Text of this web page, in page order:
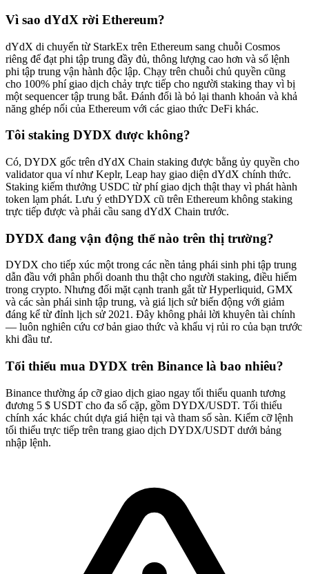
Vì sao dYdX rời Ethereum?
dYdX di chuyển từ StarkEx trên Ethereum sang chuỗi Cosmos
riêng để đạt phi tập trung đầy đủ, thông lượng cao hơn và sổ lệnh
phi tập trung vận hành độc lập. Chạy trên chuỗi chủ quyền cũng
cho 100% phí giao dịch chảy trực tiếp cho người staking thay vì bị
một sequencer tập trung bắt. Đánh đổi là bỏ lại thanh khoản và khả
năng ghép nối của Ethereum với các giao thức DeFi khác.
Tôi staking DYDX được không?
Có, DYDX gốc trên dYdX Chain staking được bằng ủy quyền cho
validator qua ví như Keplr, Leap hay giao diện dYdX chính thức.
Staking kiếm thưởng USDC từ phí giao dịch thật thay vì phát hành
token lạm phát. Lưu ý ethDYDX cũ trên Ethereum không staking
trực tiếp được và phải cầu sang dYdX Chain trước.
DYDX đang vận động thế nào trên thị trường?
DYDX cho tiếp xúc một trong các nền tảng phái sinh phi tập trung
dẫn đầu với phân phối doanh thu thật cho người staking, điều hiếm
trong crypto. Nhưng đối mặt cạnh tranh gắt từ Hyperliquid, GMX
và các sàn phái sinh tập trung, và giá lịch sử biến động với giảm
đáng kể từ đỉnh lịch sử 2021. Đây không phải lời khuyên tài chính
— luôn nghiên cứu cơ bản giao thức và khẩu vị rủi ro của bạn trước
khi đầu tư.
Tối thiểu mua DYDX trên Binance là bao nhiêu?
Binance thường áp cỡ giao dịch giao ngay tối thiểu quanh tương
đương 5 $ USDT cho đa số cặp, gồm DYDX/USDT. Tối thiểu
chính xác khác chút dựa giá hiện tại và tham số sàn. Kiểm cỡ lệnh
tối thiểu trực tiếp trên trang giao dịch DYDX/USDT dưới bảng
nhập lệnh.